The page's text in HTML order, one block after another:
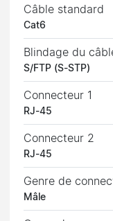
Câble standard
Cat6
Blindage du
S/FTP (S-STP)
Connecteur 1
RJ-45
Connecteur 2
RJ-45
Genre de
Mâle